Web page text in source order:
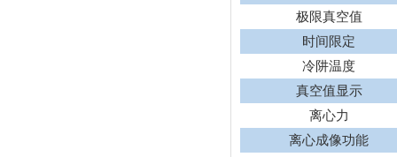
极限真空值
时间限定
冷阱温度
真空值显示
离心力
离心成像功能